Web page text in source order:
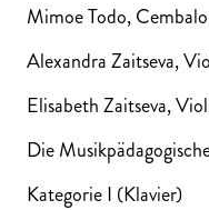
Mimoe Todo, Cembalo
Alexandra Zaitseva,
Elisabeth Zaitseva,
Die
Kategorie I (Klavier)